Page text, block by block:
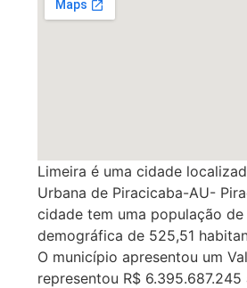
Limeira é uma cidade
Urbana de Piracicaba-AU-
cidade tem uma população
demográfica de 525,51
O município apresentou um
representou R$